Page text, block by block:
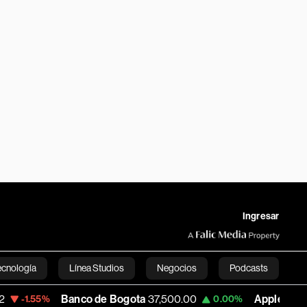
Ingresar
Línea Studios Negocios Podcasts
English
Banco de Bogota 37,500.00 0.00% Apple 302.97